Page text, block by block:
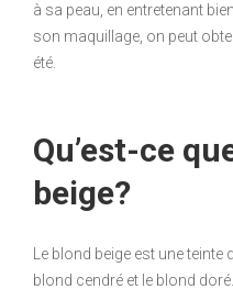
à sa peau, en entretenant
son maquillage, on peut
été.
Qu’est-ce
beige?
Le blond beige est une
blond cendré et le blond